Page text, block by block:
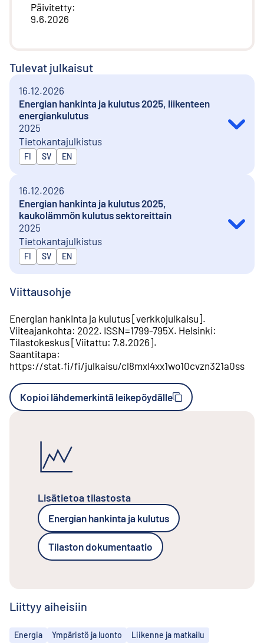
Päivitetty:
9.6.2026
Tulevat julkaisut
16.12.2026
Energian hankinta ja kulutus 2025, liikenteen
energiankulutus
2025
Tietokantajulkistus
Julkaistaan kielillä
FI SV EN
16.12.2026
Energian hankinta ja kulutus 2025,
kaukolämmön kulutus sektoreittain
2025
Tietokantajulkistus
Julkaistaan kielillä
FI SV EN
Viittausohje
Energian hankinta ja kulutus[verkkojulkaisu].
Viiteajankohta: 2022. ISSN=1799-795X. Helsinki:
Tilastokeskus[Viitattu: 7.8.2026].
Saantitapa:
https://stat.fi/fi/julkaisu/cl8mxl4xx1wo10cvzn321a0ss
Kopioi lähdemerkintä leikepöydälle
Lisätietoa tilastosta
Energian hankinta ja kulutus
Tilaston dokumentaatio
Liittyy aiheisiin
Aiheet
Energia Ympäristö ja luonto Liikenne ja matkailu